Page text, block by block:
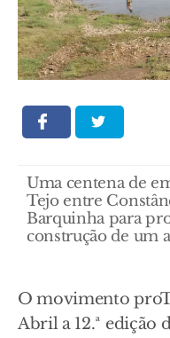
Uma centena de
Tejo entre
Barquinha para
construção de um
O movimento
Abril a 12.ª edição